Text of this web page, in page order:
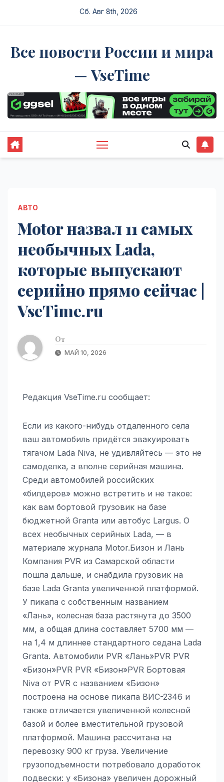
Сб. Авг 8th, 2026
Все новости России и мира
— VseTime
АВТО
Motor назвал 11 самых
необычных Lada,
которые выпускают
серийно прямо сейчас |
VseTime.ru
От
МАЙ 10, 2026
Редакция VseTime.ru сообщает:
Если из какого-нибудь отдаленного села
ваш автомобиль придётся эвакуировать
тягачом Lada Niva, не удивляйтесь — это не
самоделка, а вполне серийная машина.
Среди автомобилей российских
«билдеров» можно встретить и не такое:
как вам бортовой грузовик на базе
бюджетной Granta или автобус Largus. О
всех необычных серийных Lada, — в
материале журнала Motor.Бизон и Лань
Компания PVR из Самарской области
пошла дальше, и снабдила грузовик на
базе Lada Granta увеличенной платформой.
У пикапа с собственным названием
«Лань», колесная база растянута до 3500
мм, а общая длина составляет 5700 мм —
на 1,4 м длиннее стандартного седана Lada
Granta. Автомобили PVR «Лань»PVR PVR
«Бизон»PVR PVR «Бизон»PVR Бортовая
Niva от PVR с названием «Бизон»
построена на основе пикапа ВИС-2346 и
также отличается увеличенной колесной
базой и более вместительной грузовой
платформой. Машина рассчитана на
перевозку 900 кг груза. Увеличение
грузоподъемности потребовало доработок
подвески: у «Бизона» увеличен дорожный